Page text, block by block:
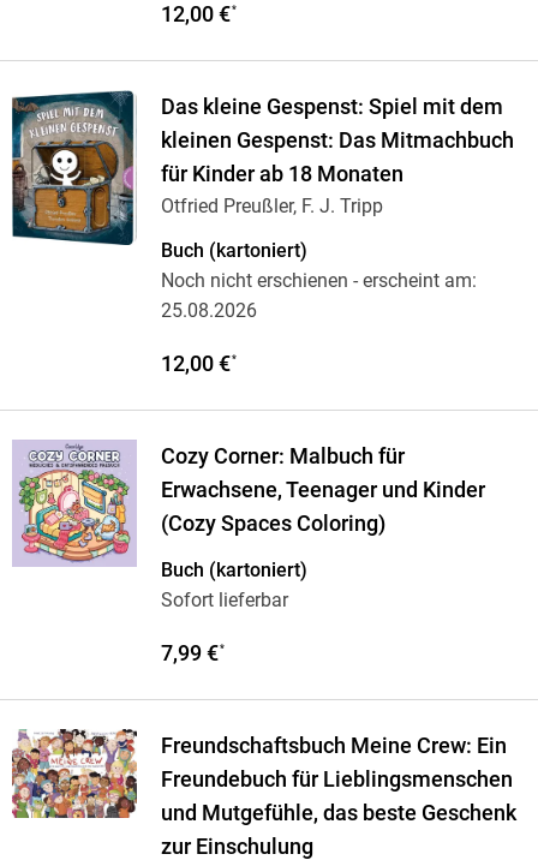
12,00 €*
Das kleine Gespenst: Spiel mit dem
kleinen Gespenst: Das Mitmachbuch
für Kinder ab 18 Monaten
Otfried Preußler, F. J. Tripp
Buch (kartoniert)
Noch nicht erschienen - erscheint am:
25.08.2026
12,00 €*
Cozy Corner: Malbuch für
Erwachsene, Teenager und Kinder
(Cozy Spaces Coloring)
Buch (kartoniert)
Sofort lieferbar
7,99 €*
Freundschaftsbuch Meine Crew: Ein
Freundebuch für Lieblingsmenschen
und Mutgefühle, das beste Geschenk
zur Einschulung